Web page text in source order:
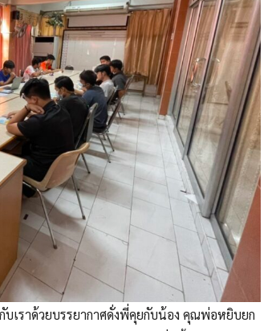
ราด้วยบรรยากาศดั่งพี่คุยกับน้อง คุณพ่อหยิบยก